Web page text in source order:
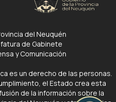
del Neuquén
de Gabinete
y Comunicación
es un derecho de las personas.
el Estado crea esta
de la información sobre la